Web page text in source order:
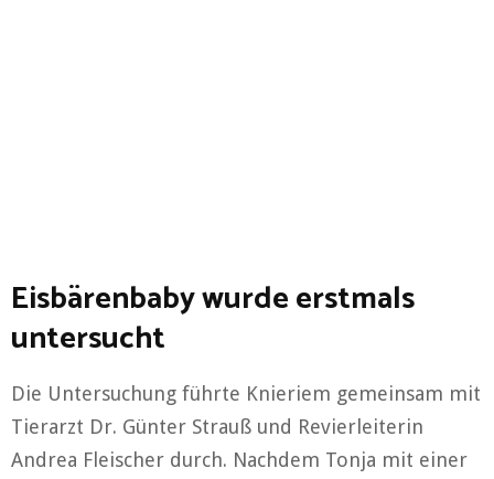
Eisbärenbaby wurde erstmals
untersucht
Die Untersuchung führte Knieriem gemeinsam mit
Tierarzt Dr. Günter Strauß und Revierleiterin
Andrea Fleischer durch. Nachdem Tonja mit einer